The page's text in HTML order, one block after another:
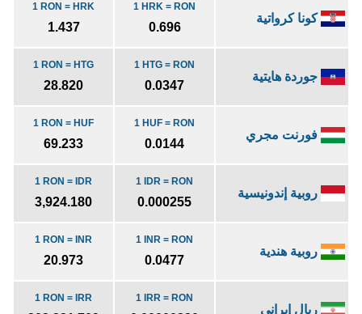
كونا كرواتية
1 HRK = RON
0.696
1 RON = HRK
1.437
جوردة هايتية
1 HTG = RON
0.0347
1 RON = HTG
28.820
فورنت مجري
1 HUF = RON
0.0144
1 RON = HUF
69.233
روبية إندونيسية
1 IDR = RON
0.000255
1 RON = IDR
3,924.180
روبية هندية
1 INR = RON
0.0477
1 RON = INR
20.973
ريال إيراني
1 IRR = RON
1 RON = IRR